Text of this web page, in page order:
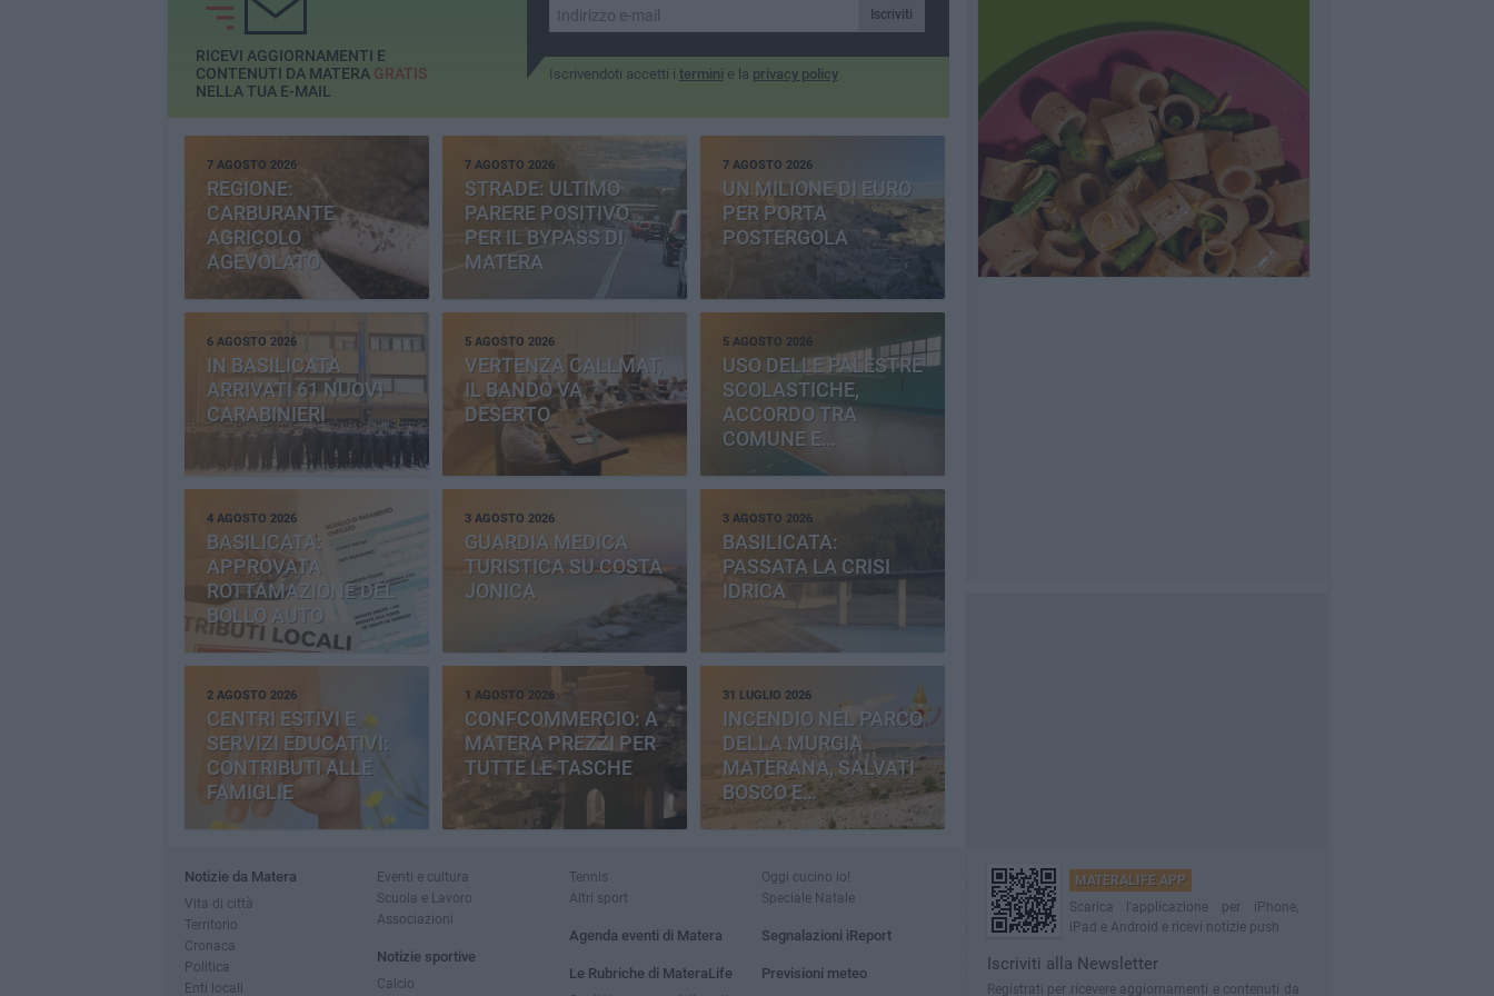
Iscriviti
Iscrivendoti accetti i termini e la privacy policy
RICEVI AGGIORNAMENTI E
CONTENUTI DA MATERA GRATIS
NELLA TUA E-MAIL
7 AGOSTO 2026
REGIONE:
CARBURANTE
AGRICOLO
AGEVOLATO
7 AGOSTO 2026
STRADE: ULTIMO
PARERE POSITIVO
PER IL BYPASS DI
MATERA
7 AGOSTO 2026
UN MILIONE DI EURO
PER PORTA
POSTERGOLA
6 AGOSTO 2026
IN BASILICATA
ARRIVATI 61 NUOVI
CARABINIERI
5 AGOSTO 2026
VERTENZA CALLMAT,
IL BANDO VA
DESERTO
5 AGOSTO 2026
USO DELLE PALESTRE
SCOLASTICHE,
ACCORDO TRA
COMUNE E
PROVINCIA
4 AGOSTO 2026
BASILICATA:
APPROVATA
ROTTAMAZIONE DEL
BOLLO AUTO
3 AGOSTO 2026
GUARDIA MEDICA
TURISTICA SU COSTA
JONICA
3 AGOSTO 2026
BASILICATA:
PASSATA LA CRISI
IDRICA
2 AGOSTO 2026
CENTRI ESTIVI E
SERVIZI EDUCATIVI:
CONTRIBUTI ALLE
FAMIGLIE
1 AGOSTO 2026
CONFCOMMERCIO: A
MATERA PREZZI PER
TUTTE LE TASCHE
31 LUGLIO 2026
INCENDIO NEL PARCO
DELLA MURGIA
MATERANA, SALVATI
BOSCO E
CEMENTERIA
Notizie da Matera
Vita di città
Territorio
Cronaca
Politica
Enti locali
Eventi e cultura
Scuola e Lavoro
Associazioni
Notizie sportive
Calcio
Tennis
Altri sport
Agenda eventi di Matera
Le Rubriche di MateraLife
Oggi cucino io!
Speciale Natale
Segnalazioni iReport
Previsioni meteo
MATERALIFE APP
Scarica l'applicazione per iPhone,
iPad e Android e ricevi notizie push
Iscriviti alla Newsletter
Registrati per ricevere aggiornamenti e contenuti da